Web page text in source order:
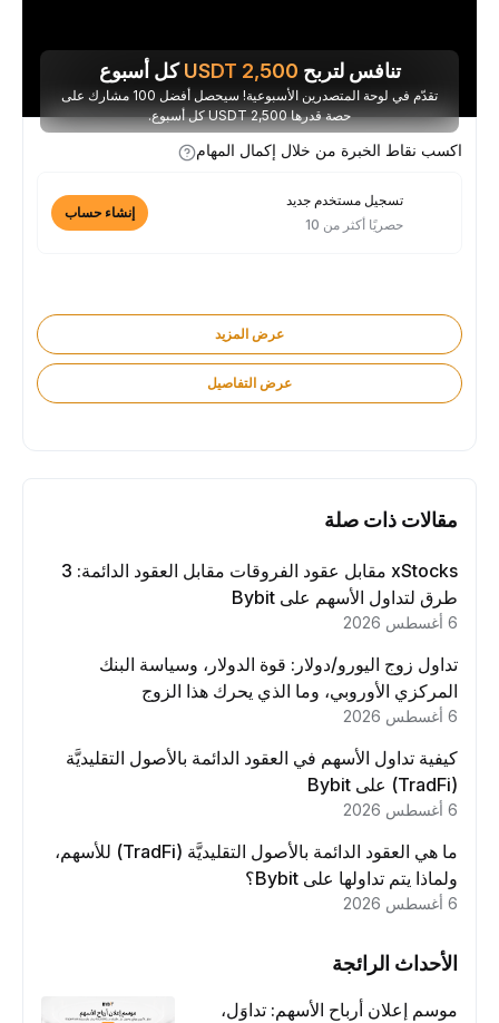
تنافس لتربح 2,500
USDTكل أسبوع
تقدّم في لوحة المتصدرين الأسبوعية! سيحصل أفضل 100 مشارك على
حصة قدرها 2,500 USDT كل أسبوع.
اكسب نقاط الخبرة من خلال إكمال المهام
تسجيل مستخدم جديد
حصريًا أكثر من 10
إنشاء حساب
عرض المزيد
عرض التفاصيل
مقالات ذات صلة
xStocks مقابل عقود الفروقات مقابل العقود الدائمة: 3
طرق لتداول الأسهم على Bybit
تداول زوج اليورو/دولار: قوة الدولار، وسياسة البنك
المركزي الأوروبي، وما الذي يحرك هذا الزوج
كيفية تداول الأسهم في العقود الدائمة بالأصول التقليديَّة
ما هي العقود الدائمة بالأصول التقليديَّة (TradFi) للأسهم،
ولماذا يتم تداولها على Bybit؟
الأحداث الرائجة
موسم إعلان أرباح الأسهم: تداوَل،